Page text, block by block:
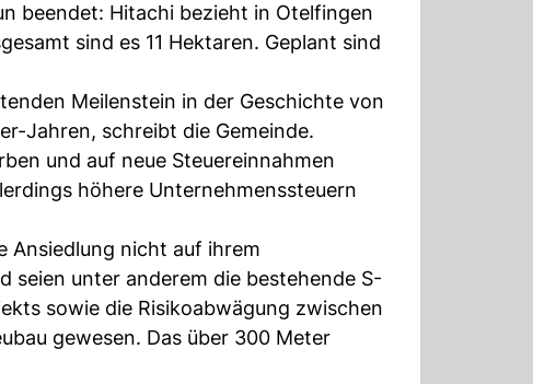
beendet: Hitachi bezieht in Otelfingen
sind es 11 Hektaren. Geplant sind
Meilenstein in der Geschichte von
Jahren, schreibt die Gemeinde.
und auf neue Steuereinnahmen
höhere Unternehmenssteuern
Ansiedlung nicht auf ihrem
seien unter anderem die bestehende S-
sowie die Risikoabwägung zwischen
gewesen. Das über 300 Meter